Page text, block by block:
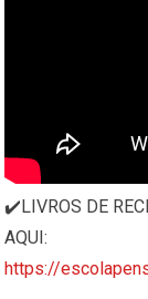
✔️LIVROS DE
AQUI:
https://